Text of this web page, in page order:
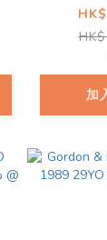
The
x Three
加